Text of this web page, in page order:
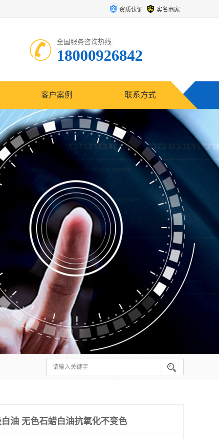
资质认证 实名商家
全国服务咨询热线:
18000926842
客户案例 联系方式
油 无色石蜡白油抗氧化不变色